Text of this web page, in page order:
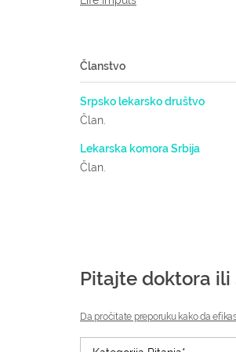
Članstvo
Srpsko lekarsko društvo
Član.
Lekarska komora Srbija
Član.
Pitajte doktora ili
Da pročitate preporuku kako da